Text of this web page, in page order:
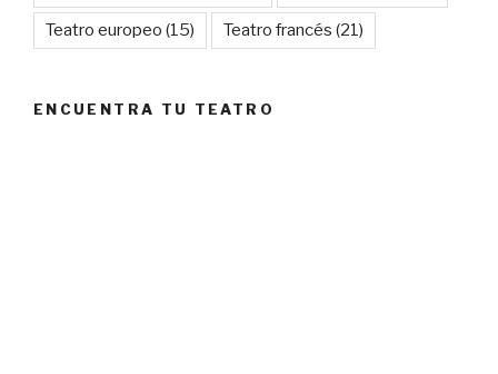
Teatro europeo (15) Teatro francés (21)
ENCUENTRA TU TEATRO